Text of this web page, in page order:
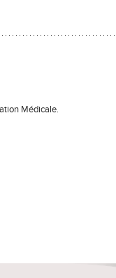
Médicale.